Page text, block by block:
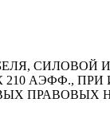
СИЛОВОЙ
210 АЭФФ.,
ПРАВОВЫХ